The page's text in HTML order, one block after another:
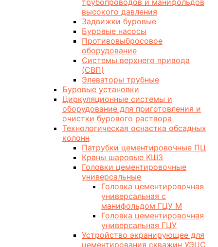
трубопроводов и манифольдов
высокого давления
Задвижки буровые
Буровые насосы
Противовыбросовое
оборудование
Системы верхнего привода
(СВП)
Элеваторы трубные
Буровые установки
Циркуляционные системы и
оборудование для приготовления и
очистки бурового раствора
Технологическая оснастка обсадных
колонн
Патрубки цементировочные ПЦ
Краны шаровые КШЗ
Головки цементировочные
универсальные
Головка цементировочная
универсальная с
манифольдом ГЦУ М
Головка цементировочная
универсальная ГЦУ
Устройство экранирующее для
цементирования скважин УЭЦС